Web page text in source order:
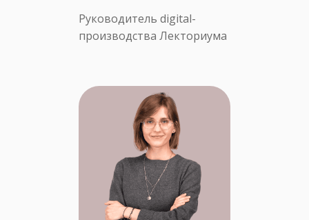
Руководитель digital-
производства Лекториума